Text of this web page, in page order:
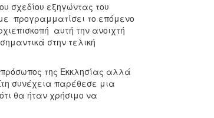
σχεδίου εξηγώντας του
προγραμματίσει το επόμενο
αυτή την ανοιχτή
στην τελική
της Εκκλησίας αλλά
συνέχεια παρέθεσε μια
θα ήταν χρήσιμο να